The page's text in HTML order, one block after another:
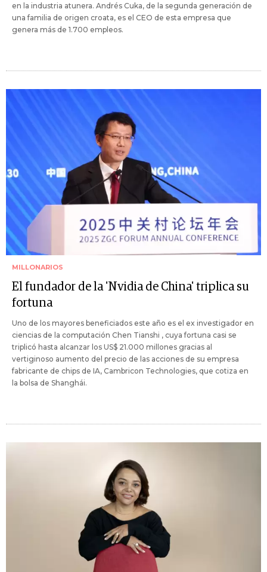
en la industria atunera. Andrés Cuka, de la segunda generación de
una familia de origen croata, es el CEO de esta empresa que
genera más de 1.700 empleos.
MILLONARIOS
El fundador de la 'Nvidia de China' triplica su
fortuna
Uno de los mayores beneficiados este año es el ex investigador en
ciencias de la computación Chen Tianshi , cuya fortuna casi se
triplicó hasta alcanzar los US$ 21.000 millones gracias al
vertiginoso aumento del precio de las acciones de su empresa
fabricante de chips de IA, Cambricon Technologies, que cotiza en
la bolsa de Shanghái.